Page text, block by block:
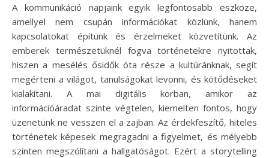
A kommunikáció napjaink egyik legfontosabb eszköze,
amellyel nem csupán információkat közlünk, hanem
kapcsolatokat építünk és érzelmeket közvetítünk. Az
emberek természetüknél fogva történetekre nyitottak,
hiszen a mesélés ősidők óta része a kultúránknak, segít
megérteni a világot, tanulságokat levonni, és kötődéseket
kialakítani. A mai digitális korban, amikor az
információáradat szinte végtelen, kiemelten fontos, hogy
üzenetünk ne vesszen el a zajban. Az érdekfeszítő, hiteles
történetek képesek megragadni a figyelmet, és mélyebb
szinten megszólítani a hallgatóságot. Ezért a storytelling